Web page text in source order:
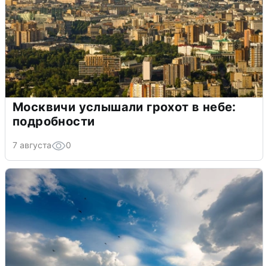
Москвичи услышали грохот в небе:
подробности
7 августа 0